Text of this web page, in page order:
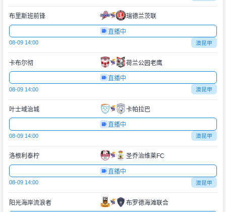
布里斯班前锋 瑞德兰茨联
直播中
08-09 14:00 澳昆甲
卡布尔彻 荷兰公园老鹰
直播中
08-09 14:00 澳昆甲
叶士域治城 卡帕拉巴
直播中
08-09 14:00 澳昆甲
洛根利泰柠 圣乔治维莱FC
直播中
08-09 14:00 澳昆甲
阳光海岸流浪者 布罗德海滩联合